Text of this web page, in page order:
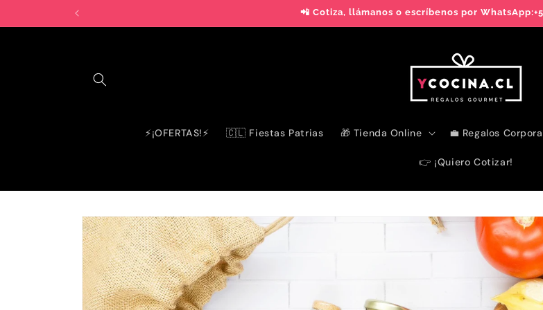
directamente
al contenido
📲 Cotiza, llámanos o escríbenos por
⚡¡OFERTAS!⚡ 🇨🇱 Fiestas Patrias 🎁 Tienda Online 💼 Regalos
👉 ¡Quiero Cotizar!
directamente
a la
información
del producto